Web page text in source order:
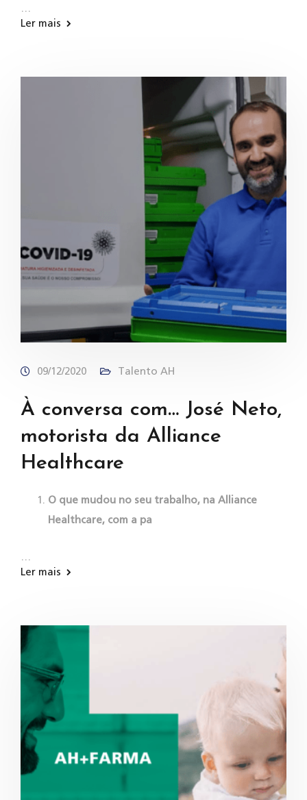
Ler mais
09/12/2020 Talento AH
À conversa com… José Neto,
motorista da Alliance
Healthcare
O que mudou no seu trabalho, na Alliance
Healthcare, com a pa
Ler mais